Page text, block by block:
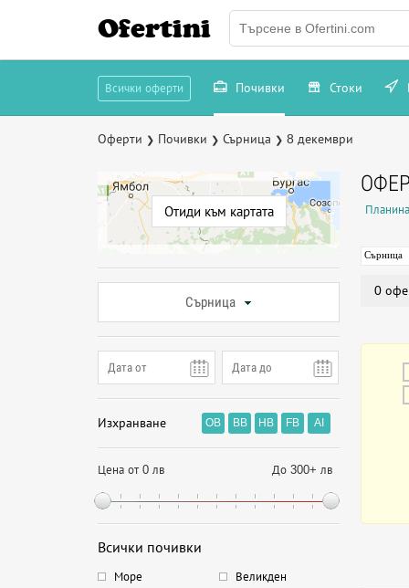
Ofertini
Всички оферти Почивки Стоки
Оферти ❯ Почивки ❯ Сърница ❯ 8 декември
Отиди към картата
Сърница
Изхранване OB BB HB FB AI
Цена от 0 лв До 300+ лв
Всички почивки
Море
Великден
Сърница
0